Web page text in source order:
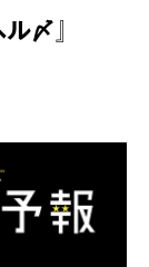
〆』